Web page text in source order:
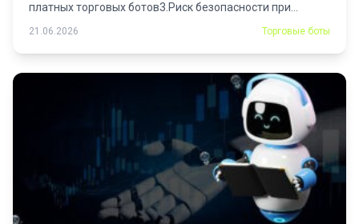
платных торговых ботов3.Риск безопасности при
21.06.2026 Торговые боты